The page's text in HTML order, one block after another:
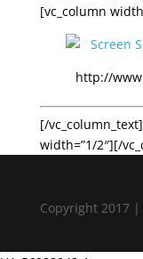
[vc_column
http://
[/
width=”1/2″][/
Copyright 2017 |